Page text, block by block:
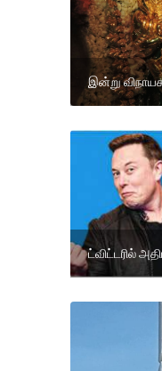
இன்று
ட்விட்டரில்